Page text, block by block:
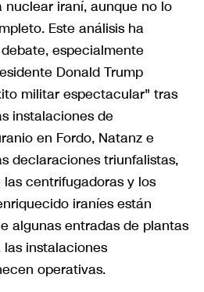
iraní, aunque no lo
Este análisis ha
especialmente
Donald Trump
militar espectacular" tras
instalaciones de
en Fordo, Natanz e
declaraciones triunfalistas,
centrifugadoras y los
iraníes están
algunas entradas de plantas
las instalaciones
operativas.